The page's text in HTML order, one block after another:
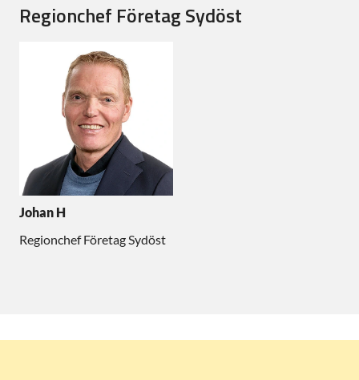
Regionchef Företag Sydöst
Johan H
Regionchef Företag Sydöst